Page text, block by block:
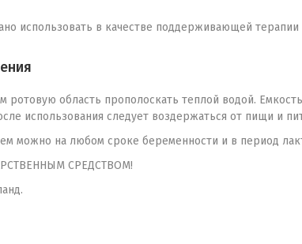
использовать в качестве поддерживающей
ротовую область прополоскать теплой водой.
использования следует воздержаться от пищи и
можно на любом сроке беременности и в период
СРЕДСТВОМ!